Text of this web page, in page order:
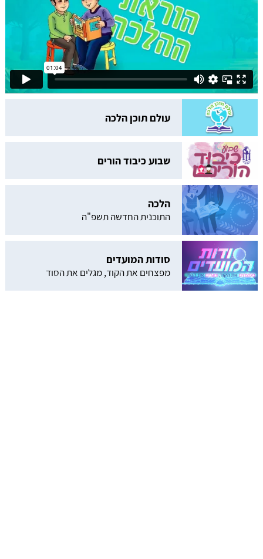
עולם תוכן הלכה
שבוע כיבוד הורים
הלכה
התוכנית החדשה תשפ"ה
סודות המועדים
מפצחים את הקוד, מגלים את הסוד